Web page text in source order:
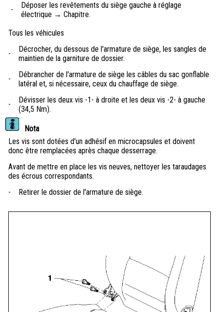
-
Déposer les revêtements du siège gauche à réglage
électrique → Chapitre.
Tous les véhicules
-
Décrocher, du dessous de l'armature de siège, les sangles de
maintien de la garniture de dossier.
-
Débrancher de l'armature de siège les câbles du sac gonflable
latéral et, si nécessaire, ceux du chauffage de siège.
-
Dévisser les deux vis -1- à droite et les deux vis -2- à gauche
(34,5 Nm).
Nota
Les vis sont dotées d'un adhésif en microcapsules et doivent
donc être remplacées après chaque desserrage.
Avant de mettre en place les vis neuves, nettoyer les taraudages
des écrous correspondants.
-
Retirer le dossier de l'armature de siège.